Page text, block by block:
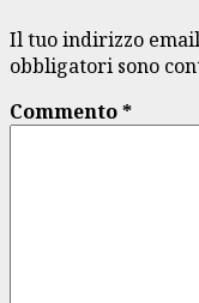
Il tuo indirizzo
obbligatori sono
Commento*